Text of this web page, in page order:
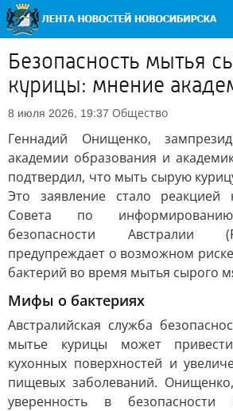
Безопасность мытья
курицы: мнение
8 июля 2026, 19:37 Общество
Геннадий Онищенко,
академии образования и
подтвердил, что мыть сырую
Это заявление стало реакцией
Совета по
безопасности Австралии
предупреждает о возможном
бактерий во время мытья сырого
Мифы о бактериях
Австралийская служба
мытье курицы может
кухонных поверхностей и
пищевых заболеваний.
уверенность в безопасности